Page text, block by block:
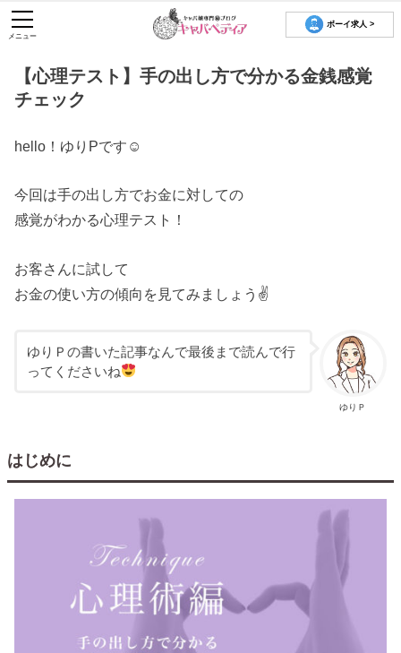
ボーイ求人 >
メニュー
【心理テスト】手の出し方で分かる金銭感覚
チェック
hello！ゆりPです☺
今回は手の出し方でお金に対しての
感覚がわかる心理テスト！
お客さんに試して
お金の使い方の傾向を見てみましょう✌️
ゆりＰ
ゆりＰの書いた記事なんで最後まで読んで行
ってくださいね
はじめに